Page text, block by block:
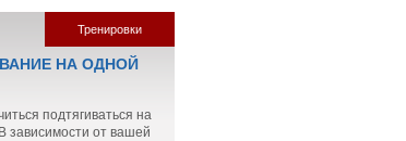
Тренировки
НА ОДНОЙ
подтягиваться на
зависимости от вашей